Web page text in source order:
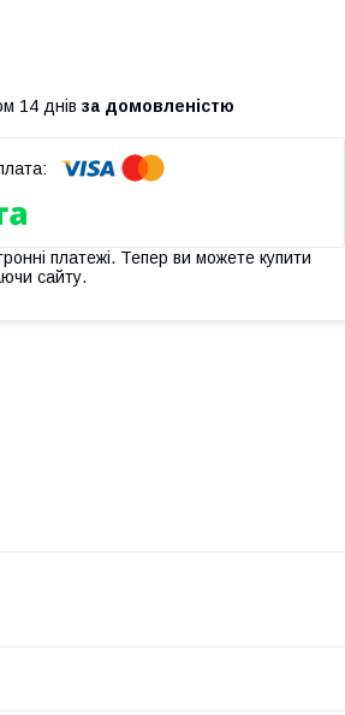
14 днів за домовленістю
платежі. Тепер ви можете купити
сайту.